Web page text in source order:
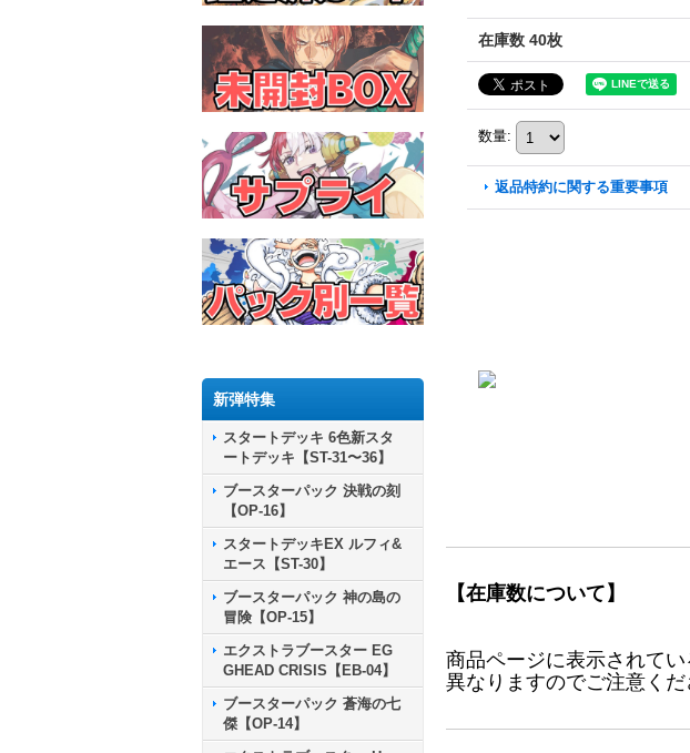
新弾特集
スタートデッキ 6色新スタ
ートデッキ【ST-31〜36】
ブースターパック 決戦の刻
【OP-16】
スタートデッキEX ルフィ&
エース【ST-30】
ブースターパック 神の島の
冒険【OP-15】
エクストラブースター EG
GHEAD CRISIS【EB-04】
ブースターパック 蒼海の七
傑【OP-14】
在庫数 40枚
数量:
返品特約に関する重要事項
【在庫数について】
商品ページに表示されて
異なりますのでご注意くだ